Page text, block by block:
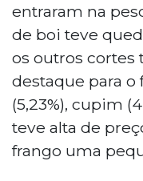
entraram na
de boi teve
os outros cortes
destaque para o
(5,23%), cupim
teve alta de
frango uma